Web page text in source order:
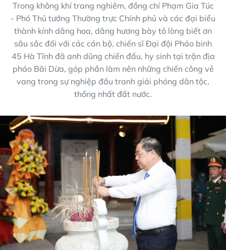
Trong không khí trang nghiêm, đồng chí Phạm Gia Túc
- Phó Thủ tướng Thường trực Chính phủ và các đại biểu
thành kính dâng hoa, dâng hương bày tỏ lòng biết ơn
sâu sắc đối với các cán bộ, chiến sĩ Đại đội Pháo binh
45 Hà Tĩnh đã anh dũng chiến đấu, hy sinh tại trận địa
pháo Bãi Dừa, góp phần làm nên những chiến công vẻ
vang trong sự nghiệp đấu tranh giải phóng dân tộc,
thống nhất đất nước.